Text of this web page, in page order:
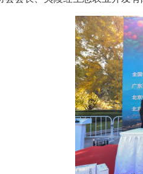
中新网湖北新闻11月4
推介会在此举行，中国果
产业协会会长、夷陵红生